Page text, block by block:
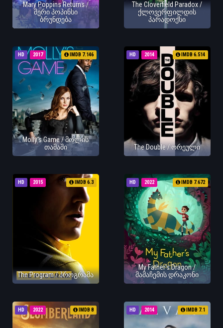
Mary Poppins Returns /
მერი პოპინსი
ბრუნდება
The Cloverfield Paradox /
ქლოვერფილდის
პარადოქსი
HD 2017 IMDB 7.146
Molly's Game / მოლის
თამაში
HD 2014 IMDB 6.514
The Double / ორეული
HD 2015 IMDB 6.3
The Program / პროგრამა
HD 2022 IMDB 7.672
My Father's Dragon /
მამაჩემის დრაკონი
HD 2022 IMDB 8 HD 2014 IMDB 7.1